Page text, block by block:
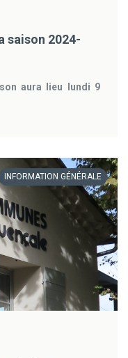
saison 2024-
aura lieu lundi 9
INFORMATION GÉNÉRALE